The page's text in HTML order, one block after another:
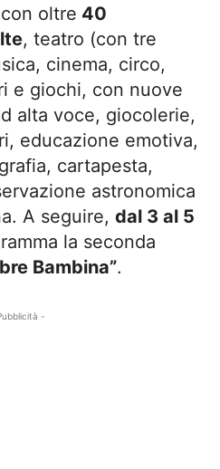
oltre 40
, teatro (con tre
cinema, circo,
e giochi, con nuove
alta voce, giocolerie,
educazione emotiva,
cartapesta,
astronomica
A seguire, dal 3 al 5
la seconda
Bambina”.
-